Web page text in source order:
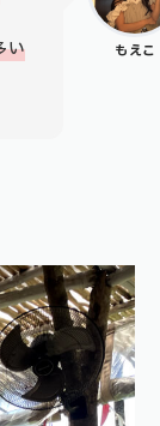
もえこ
い